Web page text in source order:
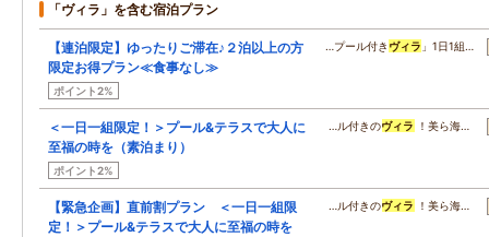
「ヴィラ」を含む宿泊プラン
【連泊限定】ゆったりご滞在♪２泊以上の方
限定お得プラン≪食事なし≫
ポイント2%
…プール付き ヴィラ 」1日1組…
＜一日一組限定！＞プール&テラスで大人に
至福の時を（素泊まり）
ポイント2%
…ル付きのヴィラ ！美ら海…
【緊急企画】直前割プラン ＜一日一組限
定！＞プール&テラスで大人に至福の時を
…ル付きのヴィラ ！美ら海…